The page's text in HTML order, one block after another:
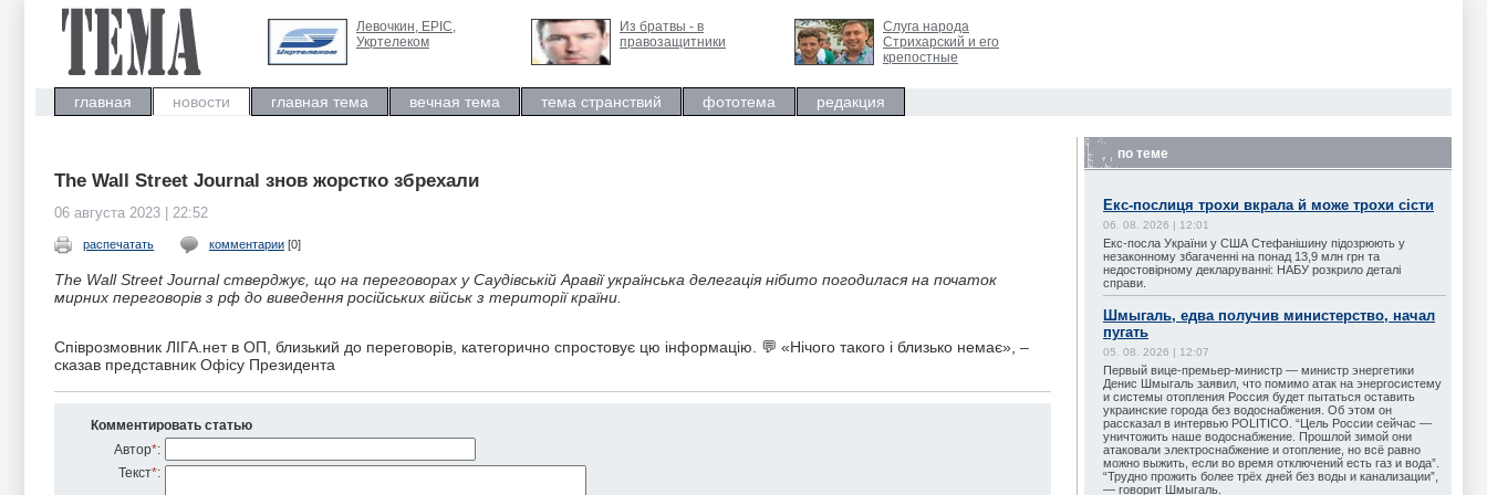
Левочкин, ЕРIC,
Укртелеком
Из братвы - в
правозащитники
Слуга народа
Стрихарский и его
крепостные
главная новости главная тема вечная тема тема странствий фототема редакция
The Wall Street Journal знов жорстко збрехали
06 августа 2023 | 22:52
распечатать комментарии [0]
The Wall Street Journal стверджує, що на переговорах у Саудівській Аравії українська делегація нібито погодилася на початок
мирних переговорів з рф до виведення російських військ з території країни.
Співрозмовник ЛІГА.нет в ОП, близький до переговорів, категорично спростовує цю інформацію. 💬 «Нічого такого і близько немає», –
сказав представник Офісу Президента
Комментировать статью
Автор*:
Текст*:
по теме
Екс-послиця трохи вкрала й може трохи сісти
06. 08. 2026 | 12:01
Екс-посла України у США Стефанішину підозрюють у
незаконному збагаченні на понад 13,9 млн грн та
недостовірному декларуванні: НАБУ розкрило деталі
справи.
Шмыгаль, едва получив министерство, начал
пугать
05. 08. 2026 | 12:07
Первый вице-премьер-министр — министр энергетики
Денис Шмыгаль заявил, что помимо атак на энергосистему
и системы отопления Россия будет пытаться оставить
украинские города без водоснабжения. Об этом он
рассказал в интервью POLITICO. “Цель России сейчас —
уничтожить наше водоснабжение. Прошлой зимой они
атаковали электроснабжение и отопление, но всё равно
можно выжить, если во время отключений есть газ и вода”.
“Трудно прожить более трёх дней без воды и канализации”,
— говорит Шмыгаль.